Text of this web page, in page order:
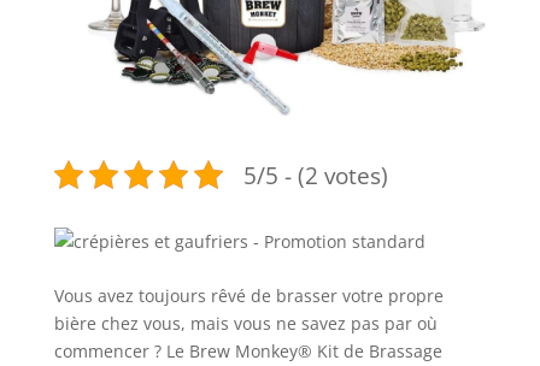
5/5 - (2 votes)
Vous avez toujours rêvé de brasser votre propre
bière chez vous, mais vous ne savez pas par où
commencer ? Le Brew Monkey® Kit de Brassage